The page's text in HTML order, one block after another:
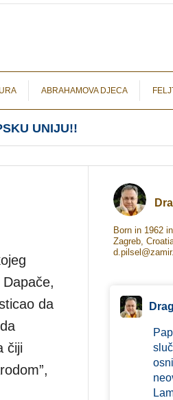
ABRAHAMOVA DJECA
UNIJU!!
da
čiji
Born in 1962
Zagreb,